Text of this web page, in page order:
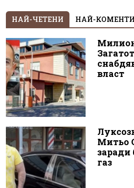
НАЙ-ЧЕТЕНИ НАЙ-
власт
Митьо
заради
газ